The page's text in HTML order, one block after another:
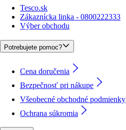
Tesco.sk
Zákaznícka linka - 0800222333
Výber obchodu
Potrebujete pomoc?
Cena doručenia
Bezpečnosť pri nákupe
Všeobecné obchodné podmienky
Ochrana súkromia